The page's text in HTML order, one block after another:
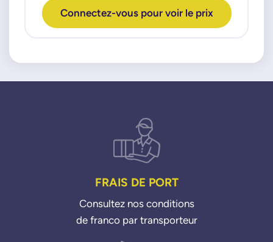
Connectez-vous pour voir le prix
FRAIS DE PORT
Consultez nos conditions
de franco par transporteur